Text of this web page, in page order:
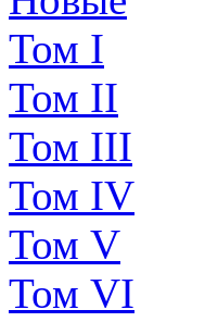
Том I
Том II
Том III
Том IV
Том V
Том VI